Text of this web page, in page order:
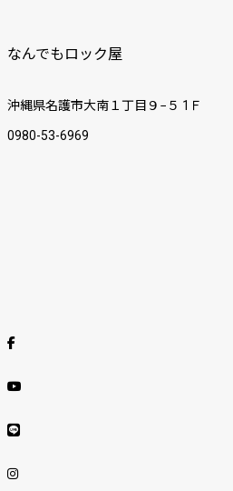
なんでもロック屋
沖縄県名護市大南１丁目９−５ 1Ｆ
0980-53-6969